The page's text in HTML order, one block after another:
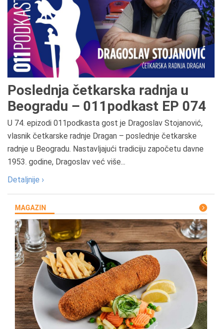
Poslednja četkarska radnja u
Beogradu – 011podkast EP 074
U 74. epizodi 011podkasta gost je Dragoslav Stojanović,
vlasnik četkarske radnje Dragan – poslednje četkarske
radnje u Beogradu. Nastavljajući tradiciju započetu davne
1953. godine, Dragoslav već više...
Detaljnije ›
MAGAZIN